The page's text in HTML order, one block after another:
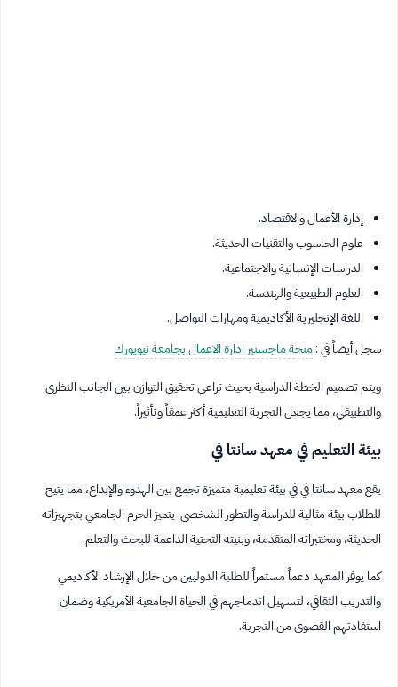
إدارة الأعمال والاقتصاد.
علوم الحاسوب والتقنيات الحديثة.
الدراسات الإنسانية والاجتماعية.
العلوم الطبيعية والهندسة.
اللغة الإنجليزية الأكاديمية ومهارات التواصل.
سجل أيضاً في :منحة ماجستير ادارة الاعمال بجامعة نيويورك
ويتم تصميم الخطة الدراسية بحيث تراعي تحقيق التوازن بين الجانب النظري
والتطبيقي، مما يجعل التجربة التعليمية أكثر عمقاً وتأثيراً.
بيئة التعليم في معهد سانتا في
يقع معهد سانتا في في بيئة تعليمية متميزة تجمع بين الهدوء والإبداع، مما يتيح
للطلاب بيئة مثالية للدراسة والتطور الشخصي. يتميز الحرم الجامعي بتجهيزاته
الحديثة، ومختبراته المتقدمة، وبنيته التحتية الداعمة للبحث والتعلم.
كما يوفر المعهد دعماً مستمراً للطلبة الدوليين من خلال الإرشاد الأكاديمي
والتدريب الثقافي، لتسهيل اندماجهم في الحياة الجامعية الأمريكية وضمان
استفادتهم القصوى من التجربة.